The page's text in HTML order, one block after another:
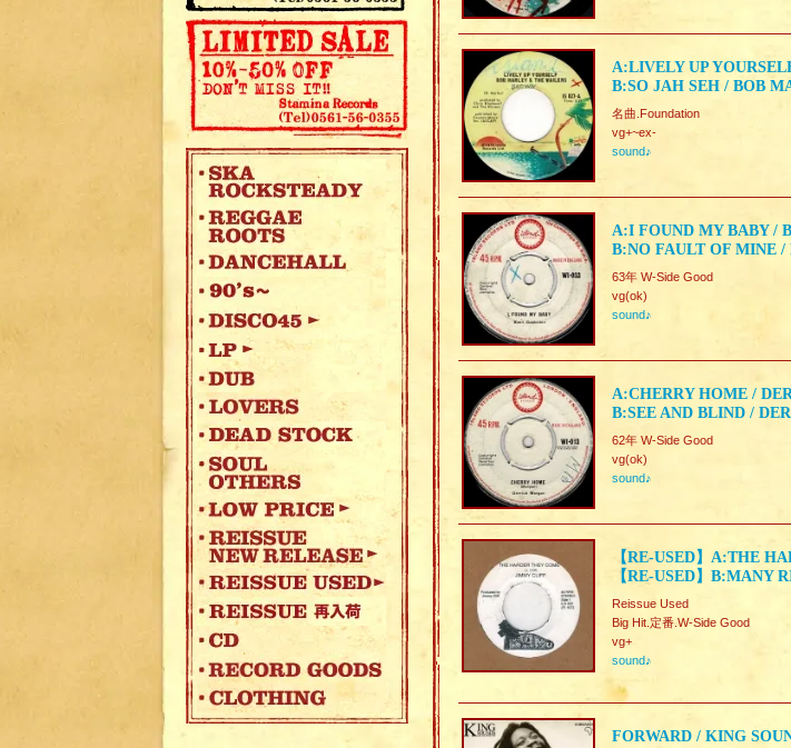
A:LIVELY UP
B:SO JAH SEH / BOB
名曲.Foundation
vg+~ex-
sound♪
A:I FOUND MY BABY /
B:NO FAULT OF MINE /
63年 W-Side Good
vg(ok)
sound♪
A:CHERRY HOME /
B:SEE AND BLIND /
62年 W-Side Good
vg(ok)
sound♪
【RE-USED】A:THE
【RE-USED】B:MANY
Reissue Used
Big Hit.定番.W-Side Good
vg+
sound♪
FORWARD / KING